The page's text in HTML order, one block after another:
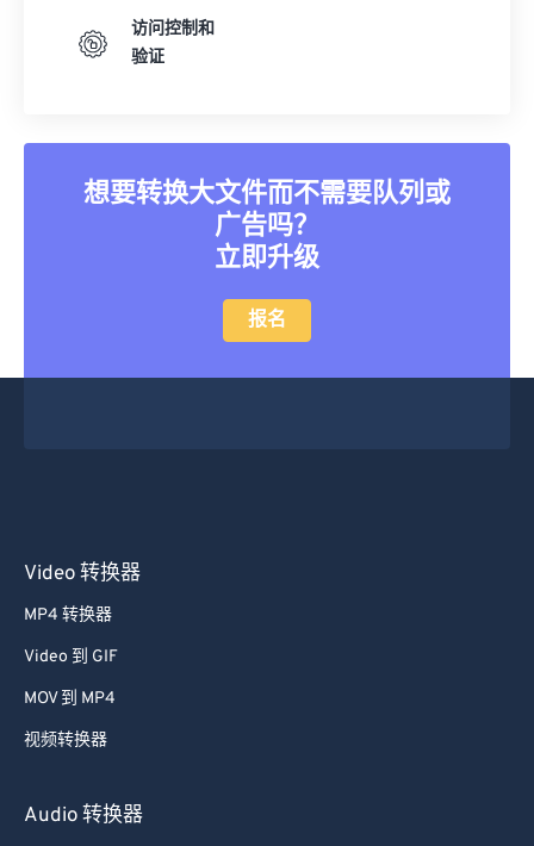
访问控制和
验证
想要转换大文件而不需要队列或
广告吗？
立即升级
报名
Video 转换器
MP4 转换器
Video 到 GIF
MOV 到 MP4
视频转换器
Audio 转换器